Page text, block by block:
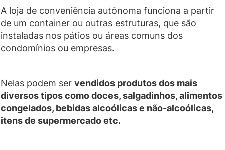
A loja de conveniência autônoma funciona a partir
de um container ou outras estruturas, que são
instaladas nos pátios ou áreas comuns dos
condomínios ou empresas.
Nelas podem ser vendidos produtos dos mais
diversos tipos como doces, salgadinhos, alimentos
congelados, bebidas alcoólicas e não-alcoólicas,
itens de supermercado etc.